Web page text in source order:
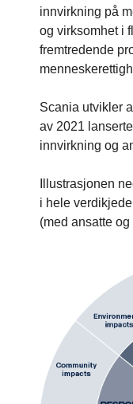
innvirkning på
og virksomhet i
fremtredende
Scania utvikler
av 2021
innvirkning og
Illustrasjonen
i hele
(med ansatte